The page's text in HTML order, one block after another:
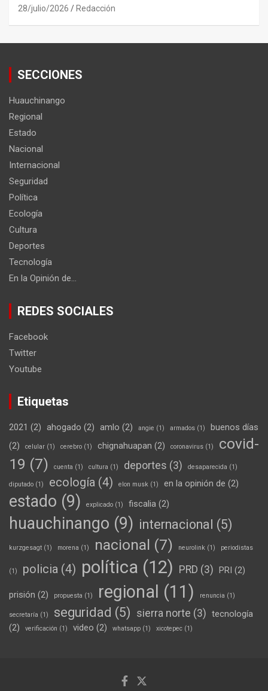
28/julio/2026 Redacción
SECCIONES
Huauchinango
Regional
Estado
Nacional
Internacional
Seguridad
Política
Ecología
Cultura
Deportes
Tecnología
En la Opinión de…
REDES SOCIALES
Facebook
Twitter
Youtube
Etiquetas
2021 (2) ahogado (2) amlo (2) angie (1) armados (1)
buenos días
(2)
celular (1) cerebro (1) chignahuapan (2) coronavirus (1)
covid-
19 (7) cuenta (1) cultura (1) deportes (3) desaparecida (1)
diputado (1) ecología (4) elon musk (1) en la opinión de (2)
estado (9) explicado (1) fiscalia (2)
huauchinango (9) internacional (5)
kurzgesagt (1) morena (1) nacional (7) neurolink (1) periodistas
(1) policia (4) política (12) PRD (3) PRI (2)
prisión (2) propuesta (1) regional (11) renuncia (1)
secretaría (1) seguridad (5) sierra norte (3) tecnología
(2)
verificación (1) video (2) whatsapp (1) xicotepec (1)